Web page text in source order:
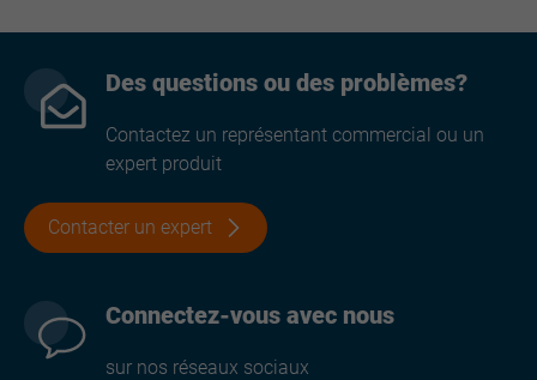
Des questions ou des problèmes?
Contactez un représentant commercial ou un
expert produit
Contacter un expert
Connectez-vous avec nous
sur nos réseaux sociaux